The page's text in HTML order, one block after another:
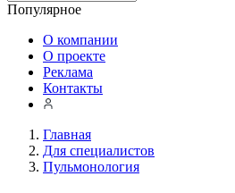
Популярное
О компании
О проекте
Реклама
Контакты
Главная
Для специалистов
Пульмонология